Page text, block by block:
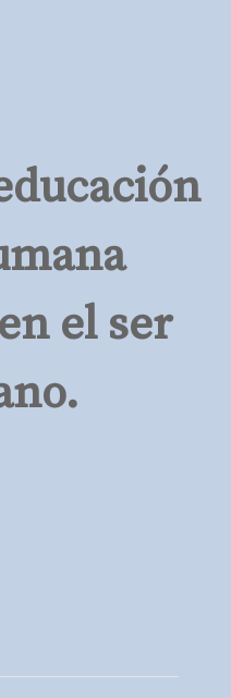
el ser